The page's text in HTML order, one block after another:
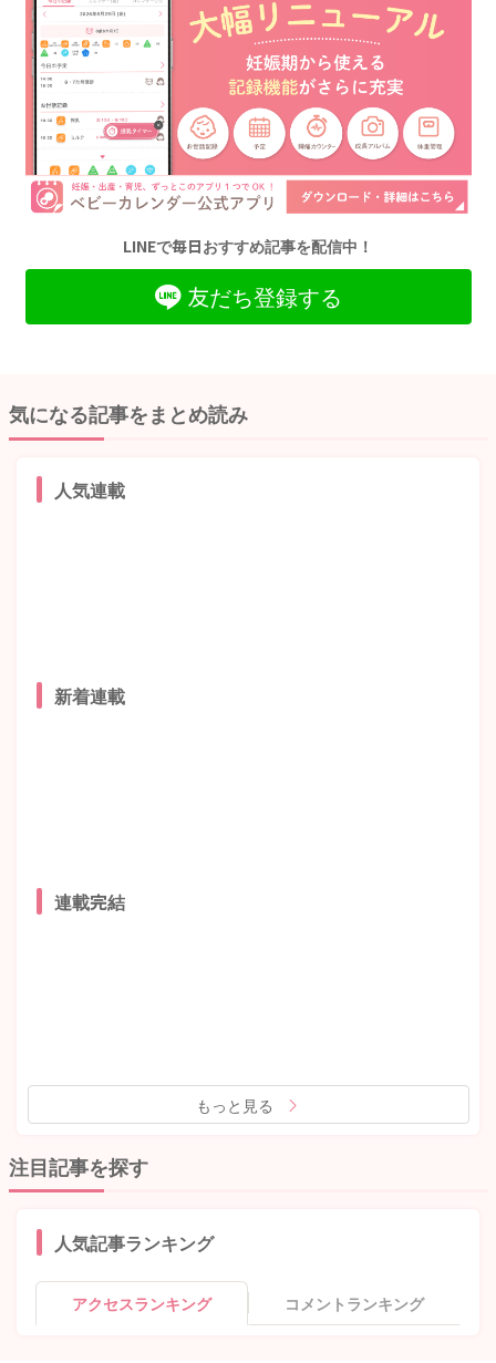
LINEで毎日おすすめ記事を配信中！
友だち登録する
気になる記事をまとめ読み
人気連載
新着連載
連載完結
もっと見る
注目記事を探す
人気記事ランキング
アクセスランキング コメントランキング